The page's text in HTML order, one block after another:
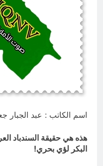
اسم الكاتب : عبد الجبار
هذه هي حقيقة السندباد
البكر لؤي بحري!